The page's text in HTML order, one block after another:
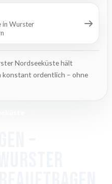
in Wurster
Nordseeküste hält
konstant ordentlich – ohne